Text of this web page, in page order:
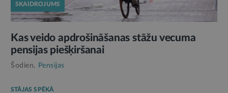
SKAIDROJUMS
Kas veido apdrošināšanas stāžu vecuma
pensijas piešķiršanai
Šodien, Pensijas
STĀJAS SPĒKĀ